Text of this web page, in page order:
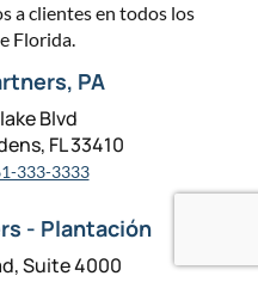
a clientes en todos los
Florida.
PA
Blvd
FL 33410
333-3333
- Plantación
Suite 4000